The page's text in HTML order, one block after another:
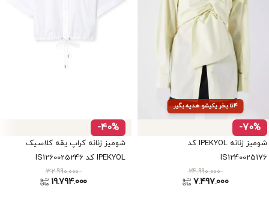
۴تا بخر یکیشو هدیه بگیر
-70%
شومیز زنانه IPEKYOL کد
IS1240025176
24.990.000
7.497.000
-40%
شومیز زنانه کراپ یقه کلاسیک
IPEKYOL کد IS1260025246
32.990.000
19.794.000